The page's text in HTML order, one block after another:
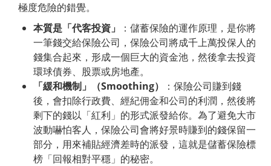
極度危險的錯覺。
本質是「代客投資」
：儲蓄保險的運作原理，是你將
一筆錢交給保險公司，保險公司將成千上萬投保人的
錢集合起來，形成一個巨大的資金池，然後拿去投資
環球債券、股票或房地產。
「緩和機制」（Smoothing）
：保險公司賺到錢
後，會扣除行政費、經紀佣金和公司的利潤，然後將
剩下的錢以「紅利」的形式派發給你。為了避免大市
波動嚇怕客人，保險公司會將好景時賺到的錢保留一
部分，用來補貼經濟差時的派發，這就是儲蓄保險標
榜「回報相對平穩」的秘密。